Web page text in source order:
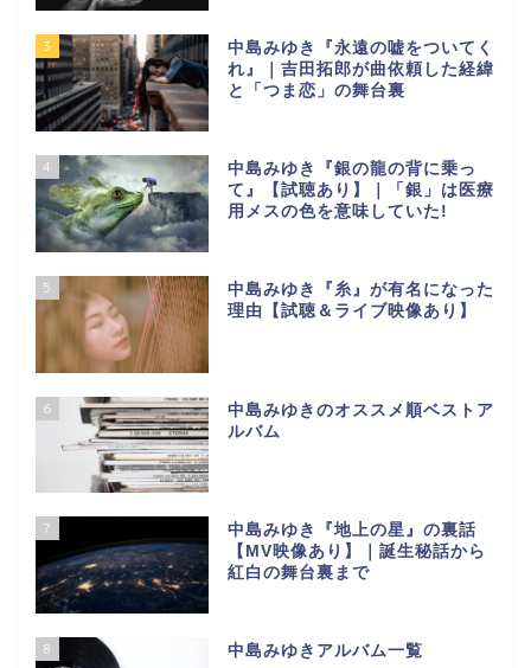
3
中島みゆき『永遠の嘘をついてく
れ』｜吉田拓郎が曲依頼した経緯
と「つま恋」の舞台裏
4
中島みゆき『銀の龍の背に乗っ
て』【試聴あり】｜「銀」は医療
用メスの色を意味していた!
5
中島みゆき『糸』が有名になった
理由【試聴＆ライブ映像あり】
6
中島みゆきのオススメ順ベストア
ルバム
7
中島みゆき『地上の星』の裏話
【МV映像あり】｜誕生秘話から
紅白の舞台裏まで
8 中島みゆきアルバム一覧